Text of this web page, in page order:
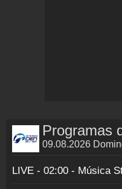
09.08.2026
LIVE - 02:00 - Música